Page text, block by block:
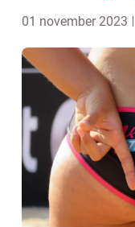
01 november 2023